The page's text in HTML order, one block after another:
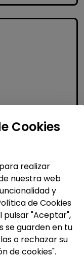
rrhh
que
laboral en el
con
Cookies
realizar
nuestra web
y
de Cookies
pulsar "Aceptar",
se guarden en tu
o rechazar su
de cookies".